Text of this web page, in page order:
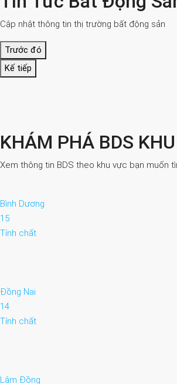
Cập nhật thông tin thị trường bất động sản
Trước đó
Kế tiếp
KHÁM PHÁ BDS
Xem thông tin BDS theo khu vực bạn muốn
Bình Dương
15
Tính chất
Đồng Nai
14
Tính chất
Lâm Đồng